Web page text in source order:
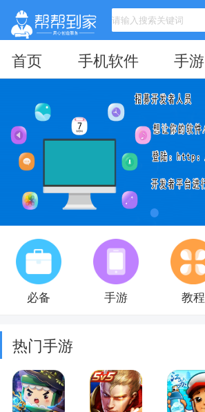
首页 手机软件 手游
必备 手游 教程
热门手游